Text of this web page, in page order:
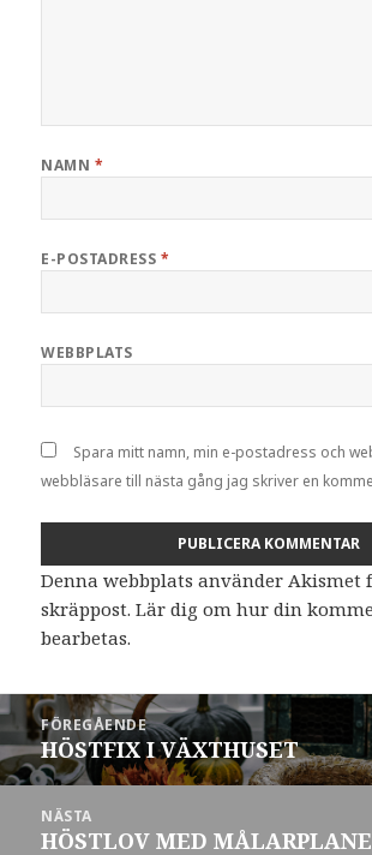
NAMN *
E-POSTADRESS *
WEBBPLATS
Spara mitt namn, min e-postadress och
webbläsare till nästa gång jag skriver en
Denna webbplats använder Akismet
skräppost.Lär dig om hur din
bearbetas.
Inläggsnavigering
FÖREGÅENDE
Föregående
inlägg:
HÖSTFIX I VÄXTHUSET
NÄSTA
Nästa
HÖSTLOV MED